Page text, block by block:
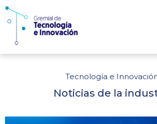
Tecnología e
Noticias de la